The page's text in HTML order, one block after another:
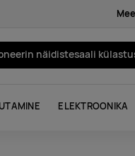
näidistesaali
ELEKTROONIKA